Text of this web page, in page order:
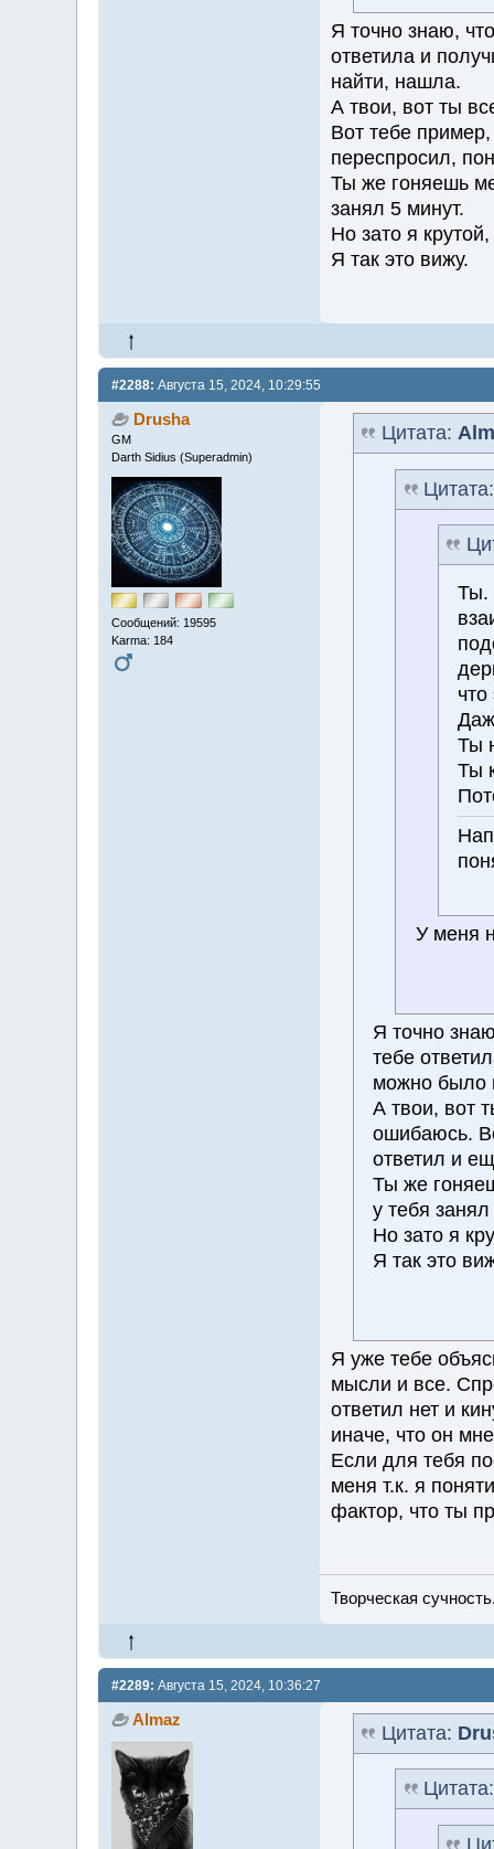
Я точно знаю,
ответила и
найти, нашла.
А твои, вот ты
Вот тебе
переспросил,
Ты же гоняешь
занял 5 минут.
Но зато я
Я так это вижу.
#2288: Августа 15, 2024, 10:29:55
Drusha
GM
Darth Sidius (Superadmin)
Сообщений: 19595
Karma: 184
Цитата:
Ты.
что
Ты
Ты
У меня
Я точно
тебе
можно было
А твои, вот
ошибаюсь.
ответил и
Ты же
у тебя
Но зато я
Я так это
Я уже тебе
мысли и все.
ответил нет и
иначе, что он
Если для тебя
меня т.к. я
фактор, что ты
Творческая
#2289: Августа 15, 2024, 10:36:27
Almaz
Цитата: